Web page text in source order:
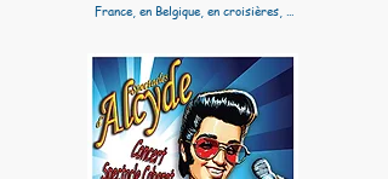
France, en Belgique, en croisières, ...